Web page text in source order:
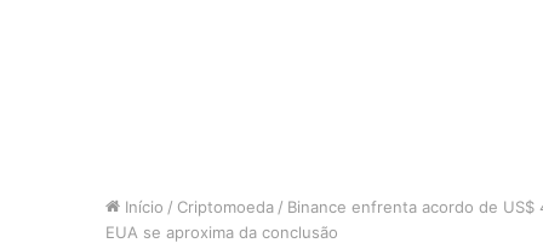
Início / Criptomoeda / Binance enfrenta acordo de
EUA se aproxima da conclusão